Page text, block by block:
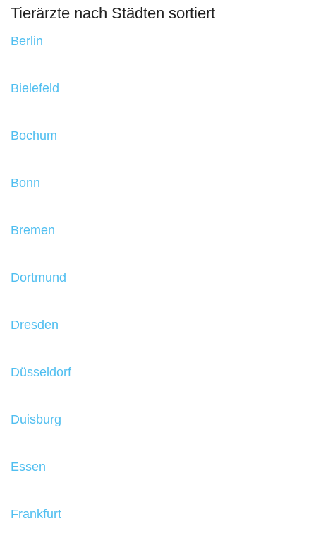
Tierärzte nach Städten sortiert
Berlin
Bielefeld
Bochum
Bonn
Bremen
Dortmund
Dresden
Düsseldorf
Duisburg
Essen
Frankfurt